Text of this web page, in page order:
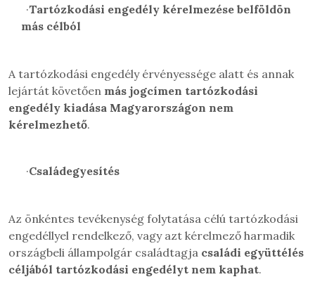
·Tartózkodási engedély kérelmezése belföldön
más célból
A tartózkodási engedély érvényessége alatt és annak
lejártát követően más jogcímen tartózkodási
engedély kiadása Magyarországon nem
kérelmezhető.
·Családegyesítés
Az önkéntes tevékenység folytatása célú tartózkodási
engedéllyel rendelkező, vagy azt kérelmező harmadik
országbeli állampolgár családtagja családi együttélés
céljából tartózkodási engedélyt nem kaphat.